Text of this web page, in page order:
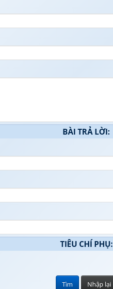
BÀI TRẢ LỜI:
TIÊU CHÍ PHỤ: